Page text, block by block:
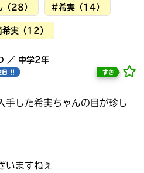
（28） #希実（14）
実（12）
／ 中学2年
目 !! すき
手した希実ちゃんの目が珍し
いますねぇ